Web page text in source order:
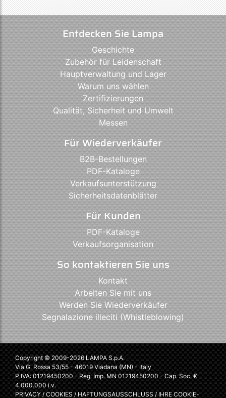
Entdecken Sie Lampa
Geschichte
Zubehör für Leidenschaft
Hauptverwaltung und Lager
Warum uns wählen
Zertifizierungen
Qualität, Sicherheit und Umwelt
Messen
Für Wiederverkäufer
B2B-Bestellungen
PDF-Kataloge
Verkaufsunterstützung
Sicherheitsdatenblätter
Für Kunden
PDF-Kataloge
Verkaufsorganisation
So kontaktieren Sie uns
Kontakt
Arbeiten Sie mit uns
Werden Sie Wiederverkäufer
Segnalazione illeciti (Whistleblowing)
Copyright © 2009-2026 LAMPA S.p.A.
Via G. Rossa 53/55 - 46019 Viadana (MN) - Italy
P.IVA: 01219450200 - Reg. Imp. MN 01219450200 - Cap. Soc. €
4.000.000 i.v.
PRIVACY/COOKIES/HAFTUNGSAUSSCHLUSS/IHRE COOKIE-